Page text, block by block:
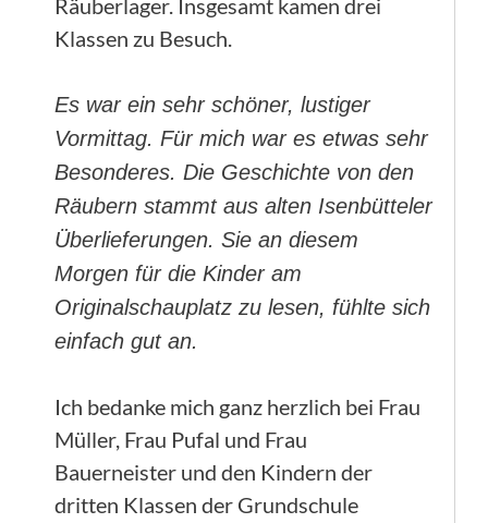
Räuberlager. Insgesamt kamen drei
Klassen zu Besuch.
Es war ein sehr schöner, lustiger
Vormittag. Für mich war es etwas sehr
Besonderes. Die Geschichte von den
Räubern stammt aus alten Isenbütteler
Überlieferungen. Sie an diesem
Morgen für die Kinder am
Originalschauplatz zu lesen, fühlte sich
einfach gut an.
Ich bedanke mich ganz herzlich bei Frau
Müller, Frau Pufal und Frau
Bauerneister und den Kindern der
dritten Klassen der Grundschule